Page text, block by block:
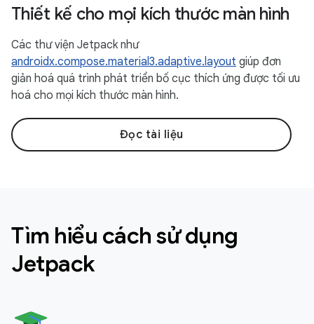
Thiết kế cho mọi kích thước màn hình
Các thư viện Jetpack như
androidx.compose.material3.adaptive.layout giúp đơn
giản hoá quá trình phát triển bố cục thích ứng được tối ưu
hoá cho mọi kích thước màn hình.
Đọc tài liệu
Tìm hiểu cách sử dụng
Jetpack